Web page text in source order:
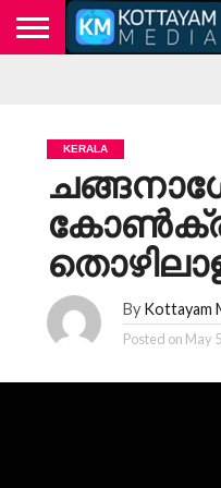
KERALA
By Kottayam
Posted on May